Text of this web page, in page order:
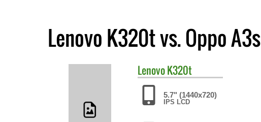
Lenovo K320t vs. Oppo A3s
LenovoK320t
5.7" (1440x720)
IPS LCD